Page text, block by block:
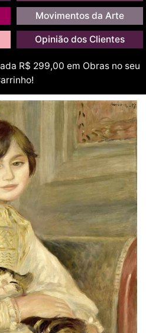
Movimentos da Arte
Opinião dos Clientes
R$ 299,00 em Obras no seu